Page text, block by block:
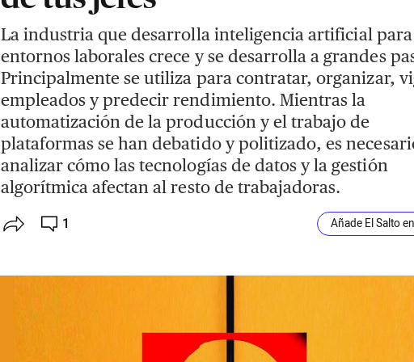
La industria que desarrolla inteligencia artificial para
entornos laborales crece y se desarrolla a grandes
Principalmente se utiliza para contratar, organizar,
empleados y predecir rendimiento. Mientras la
automatización de la producción y el trabajo de
plataformas se han debatido y politizado, es
analizar cómo las tecnologías de datos y la gestión
algorítmica afectan al resto de trabajadoras.
1 Añade El Salto